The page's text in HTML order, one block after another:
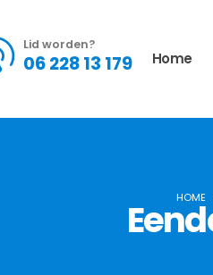
Lid worden?
06 228 13 179 Home
HOME